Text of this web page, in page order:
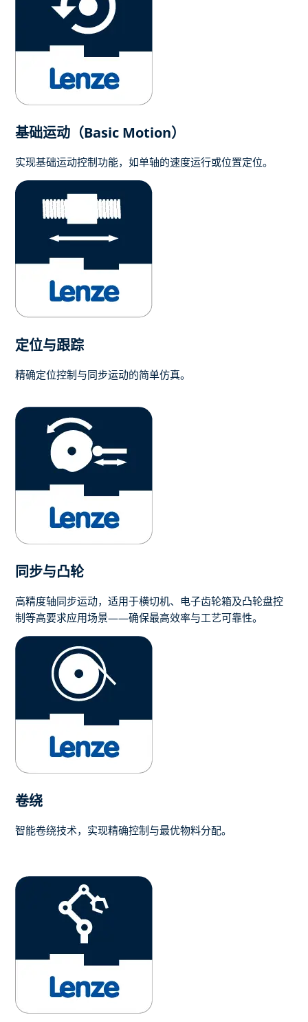
基础运动（Basic Motion）
实现基础运动控制功能，如单轴的速度运行或位置定位。
定位与跟踪
精确定位控制与同步运动的简单仿真。
同步与凸轮
高精度轴同步运动，适用于横切机、电子齿轮箱及凸轮盘控
制等高要求应用场景——确保最高效率与工艺可靠性。
卷绕
智能卷绕技术，实现精确控制与最优物料分配。